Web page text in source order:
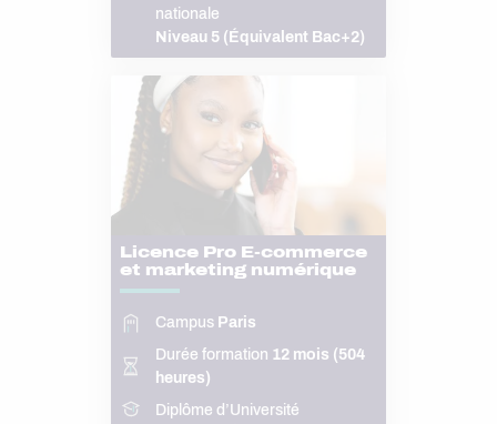
nationale
Niveau 5 (Équivalent Bac+2)
Licence Pro E-commerce
et marketing numérique
Campus Paris
Durée formation 12 mois (504
heures)
Diplôme d’Université